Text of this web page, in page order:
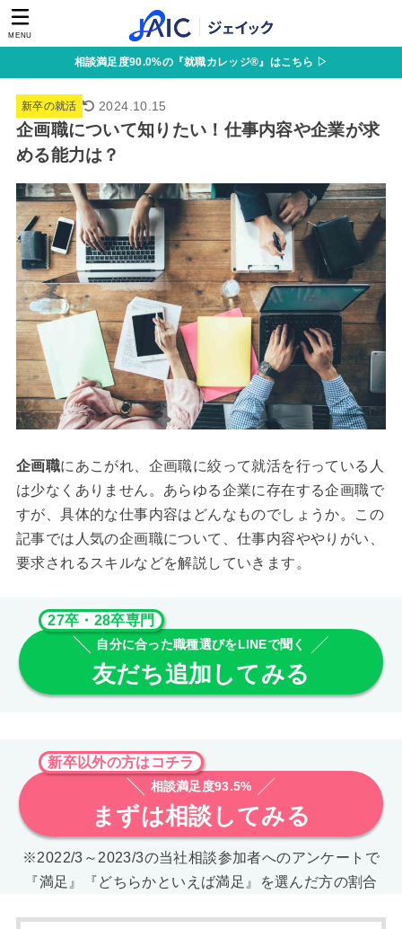
MENU
相談満足度90.0%の『就職カレッジ®』はこちら ▷
新卒の就活 2024.10.15
企画職について知りたい！仕事内容や企業が求
める能力は？
企画職にあこがれ、企画職に絞って就活を行っている人
は少なくありません。あらゆる企業に存在する企画職で
すが、具体的な仕事内容はどんなものでしょうか。この
記事では人気の企画職について、仕事内容ややりがい、
要求されるスキルなどを解説していきます。
27卒・28卒専門
自分に合った職種選びをLINEで聞く
友だち追加してみる
新卒以外の方はコチラ
相談満足度93.5%
まずは相談してみる
※2022/3～2023/3の当社相談参加者へのアンケートで
『満足』『どちらかといえば満足』を選んだ方の割合